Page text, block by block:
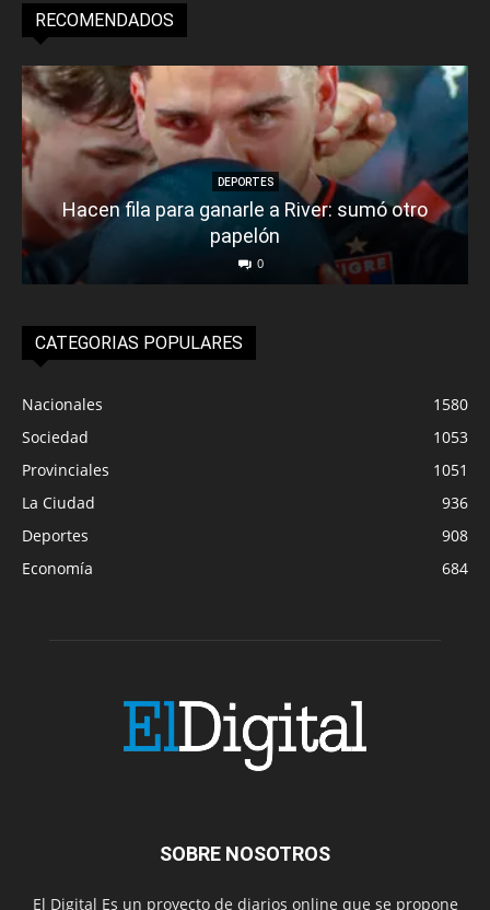
RECOMENDADOS
DEPORTES
Hacen fila para ganarle a River: sumó otro
papelón
0
CATEGORIAS POPULARES
Nacionales
1580
Sociedad
1053
Provinciales
1051
La Ciudad
936
Deportes
908
Economía
684
SOBRE NOSOTROS
El Digital Es un proyecto de diarios online que se propone